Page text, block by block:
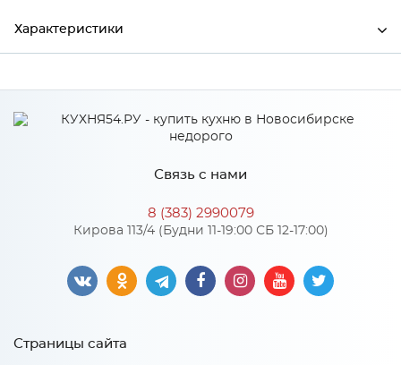
Характеристики
Цвет Венге/Дуб сонома
Особенности
Материал 2: МДФ
Количество упаковок: 3
Связь с нами
8 (383) 2990079
Кирова 113/4 (Будни 11-19:00 СБ 12-17:00)
Страницы сайта